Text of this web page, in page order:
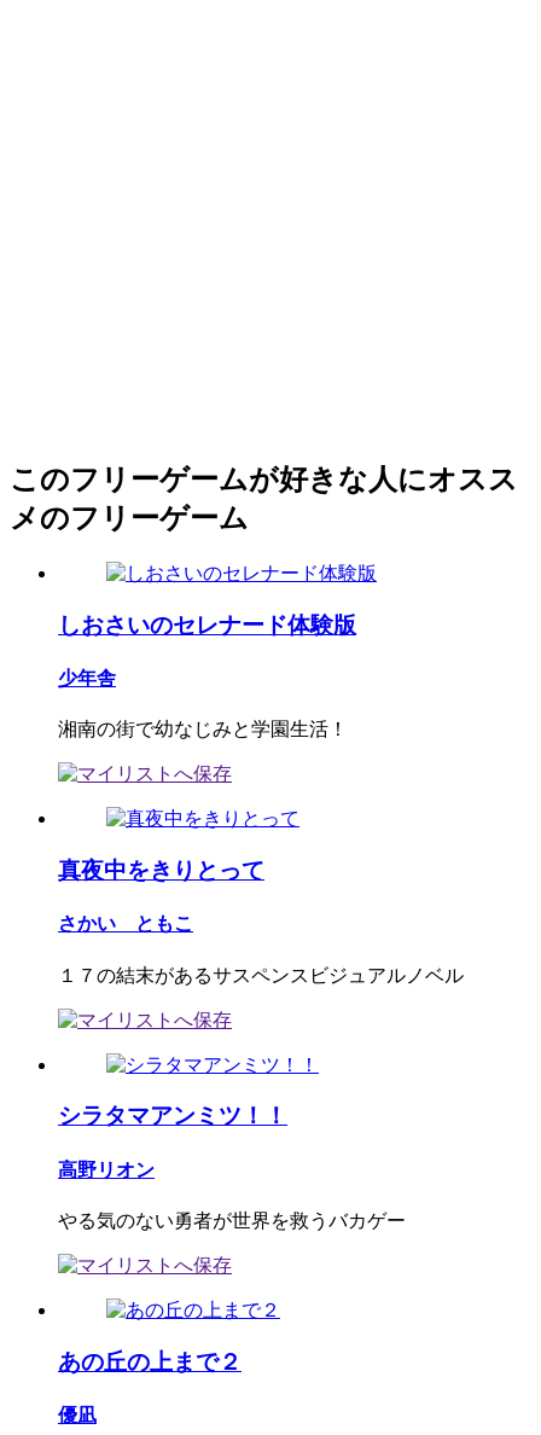
このフリーゲームが好きな人にオスス
メのフリーゲーム
しおさいのセレナード体験版
少年舎
湘南の街で幼なじみと学園生活！
真夜中をきりとって
さかい ともこ
１７の結末があるサスペンスビジュアルノベル
シラタマアンミツ！！
高野リオン
やる気のない勇者が世界を救うバカゲー
あの丘の上まで２
優凪